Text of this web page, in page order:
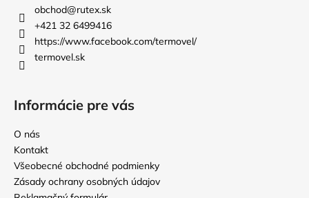
obchod@rutex.sk
+421 32 6499416
https://www.facebook.com/termovel/
termovel.sk
Informácie pre vás
O nás
Kontakt
Všeobecné obchodné podmienky
Zásady ochrany osobných údajov